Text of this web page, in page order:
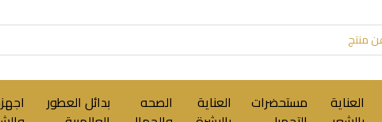
العناية
مستحضرات
العناية
الصحه
بدائل العطور